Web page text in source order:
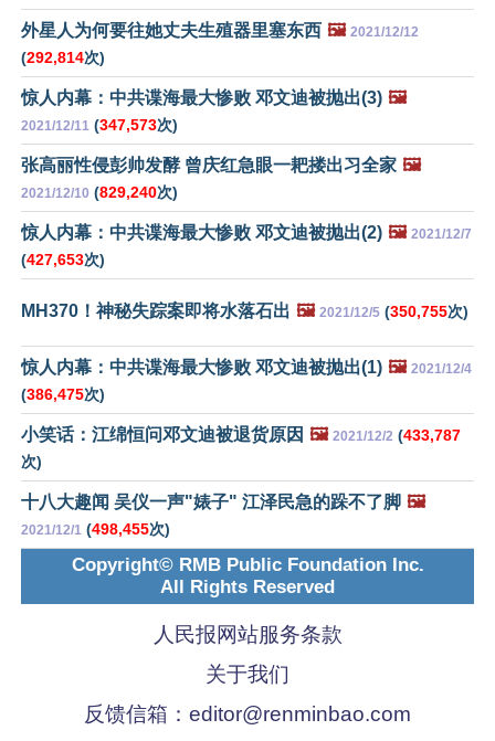
外星人为何要往她丈夫生殖器里塞东西 🖼️ 2021/12/12
(292,814次)
惊人内幕：中共谍海最大惨败 邓文迪被抛出(3) 🖼️
2021/12/11 (347,573次)
张高丽性侵彭帅发酵 曾庆红急眼一耙搂出习全家 🖼️
2021/12/10 (829,240次)
惊人内幕：中共谍海最大惨败 邓文迪被抛出(2) 🖼️ 2021/12/7
(427,653次)
MH370！神秘失踪案即将水落石出 🖼️ 2021/12/5 (350,755次)
惊人内幕：中共谍海最大惨败 邓文迪被抛出(1) 🖼️ 2021/12/4
(386,475次)
小笑话：江绵恒问邓文迪被退货原因 🖼️ 2021/12/2 (433,787
次)
十八大趣闻 吴仪一声"婊子" 江泽民急的跺不了脚 🖼️
2021/12/1 (498,455次)
Copyright© RMB Public Foundation Inc.
All Rights Reserved
人民报网站服务条款
关于我们
反馈信箱： editor@renminbao.com